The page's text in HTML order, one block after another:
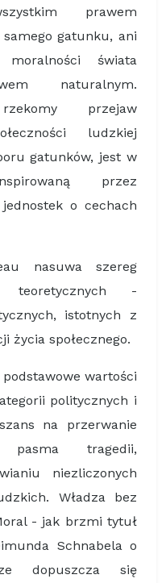
prawem
gatunku, ani
świata
naturalnym.
przejaw
ludzkiej
gatunków, jest w
przez
o cechach
nasuwa szereg
-
istotnych z
życia społecznego.
wartości
politycznych i
na przerwanie
pasma tragedii,
niezliczonych
Władza bez
- jak brzmi tytuł
Schnabela o
dopuszcza się